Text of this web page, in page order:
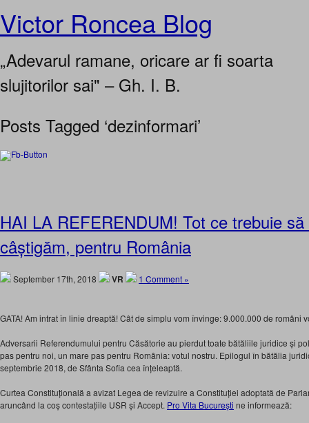
Victor Roncea Blog
„Adevarul ramane, oricare ar fi soarta
slujitorilor sai" – Gh. I. B.
Posts Tagged ‘dezinformari’
HAI LA REFERENDUM! Tot ce trebuie
câștigăm, pentru România
September 17th, 2018 VR 1 Comment »
GATA! Am intrat în linie dreaptă! Cât de simplu vom învinge: 9.000.000 de români
Adversarii Referendumului pentru Căsătorie au pierdut toate bătăliile juridice și
pas pentru noi, un mare pas pentru România: votul nostru. Epilogul în bătălia
septembrie 2018, de Sfânta Sofia cea înțeleaptă.
Curtea Constituțională a avizat Legea de revizuire a Constituției adoptată de
aruncând la coș contestațiile USR și Accept. Pro Vita București ne informează: